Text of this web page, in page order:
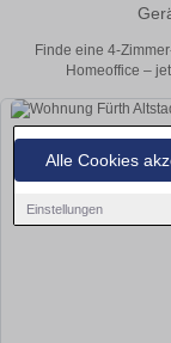
Alle Cookies
Einstellungen
Finde eine 4-
Homeoffice –